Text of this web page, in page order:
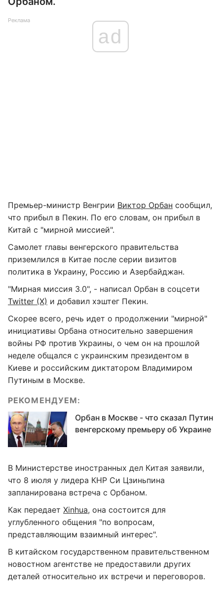
Реклама
ad
Премьер-министр Венгрии Виктор Орбан сообщил,
что прибыл в Пекин. По его словам, он прибыл в
Китай с "мирной миссией".
Самолет главы венгерского правительства
приземлился в Китае после серии визитов
политика в Украину, Россию и Азербайджан.
"Мирная миссия 3.0", - написал Орбан в соцсети
Twitter (X) и добавил хэштег Пекин.
Скорее всего, речь идет о продолжении "мирной"
инициативы Орбана относительно завершения
войны РФ против Украины, о чем он на прошлой
неделе общался с украинским президентом в
Киеве и российским диктатором Владимиром
Путиным в Москве.
РЕКОМЕНДУЕМ:
Орбан в Москве - что сказал Путин
венгерскому премьеру об Украине
В Министерстве иностранных дел Китая заявили,
что 8 июля у лидера КНР Си Цзиньпина
запланирована встреча с Орбаном.
Как передает Xinhua, она состоится для
углубленного общения "по вопросам,
представляющим взаимный интерес".
В китайском государственном правительственном
новостном агентстве не предоставили других
деталей относительно их встречи и переговоров.